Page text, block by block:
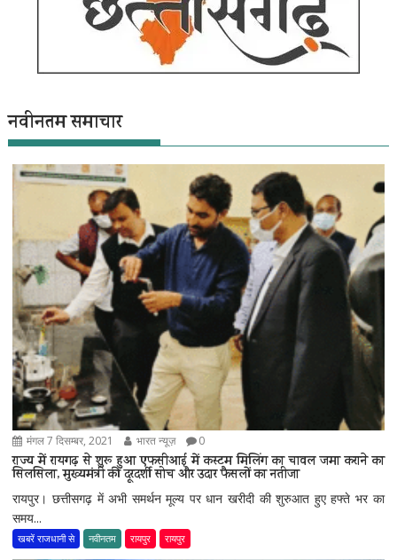
नवीनतम समाचार
मंगल 7 दिसम्बर, 2021 भारत न्यूज़ 0
राज्य में रायगढ़ से शुरू हुआ एफसीआई में कस्टम मिलिंग का चावल जमा कराने का
सिलसिला, मुख्यमंत्री की दूरदर्शी सोच और उदार फैसलों का नतीजा
रायपुर। छत्तीसगढ़ में अभी समर्थन मूल्य पर धान खरीदी की शुरुआत हुए हफ्ते भर का
समय...
खबरें राजधानी से नवीनतम रायपुर रायपुर